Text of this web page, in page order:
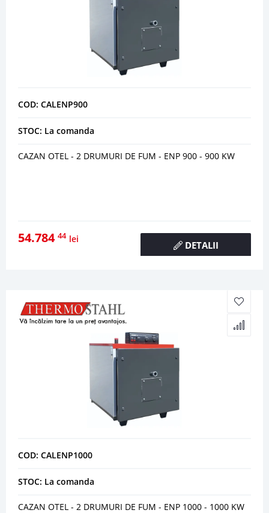
COD: CALENP900
STOC: La comanda
CAZAN OTEL - 2 DRUMURI DE FUM - ENP 900 - 900 KW
54.784 44 lei
DETALII
COD: CALENP1000
STOC: La comanda
CAZAN OTEL - 2 DRUMURI DE FUM - ENP 1000 - 1000 KW